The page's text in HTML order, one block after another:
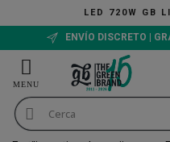
LED 720W GB
ENVÍO DISCRETO |